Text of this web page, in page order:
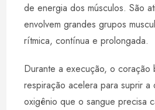
de energia dos músculos. São
envolvem grandes grupos
rítmica, contínua e prolongada.
Durante a execução, o coração
respiração acelera para suprir a
oxigênio que o sangue precisa